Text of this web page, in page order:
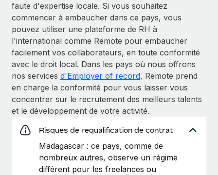
faute d'expertise locale. Si vous souhaitez
commencer à embaucher dans ce pays, vous
pouvez utiliser une plateforme de RH à
l'international comme Remote pour embaucher
facilement vos collaborateurs, en toute conformité
avec le droit local. Dans les pays où nous offrons
nos services d'Employer of record, Remote prend
en charge la conformité pour vous laisser vous
concentrer sur le recrutement des meilleurs talents
et le développement de votre activité.
Risques de requalification de contrat
Madagascar : ce pays, comme de
nombreux autres, observe un régime
différent pour les freelances ou